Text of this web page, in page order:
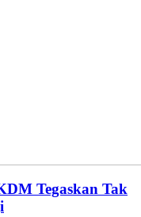
Tegaskan Tak